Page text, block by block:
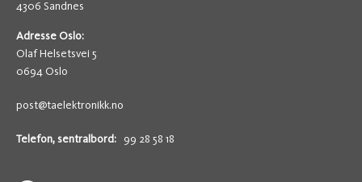
4306 Sandnes
Adresse Oslo:
Olaf Helsetsvei 5
0694 Oslo
post@taelektronikk.no
Telefon, sentralbord: 99 28 58 18